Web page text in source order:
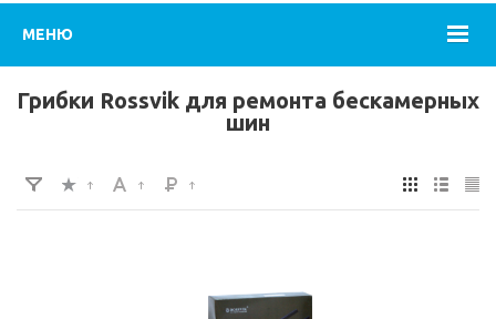
МЕНЮ
Грибки Rossvik для ремонта бескамерных
шин